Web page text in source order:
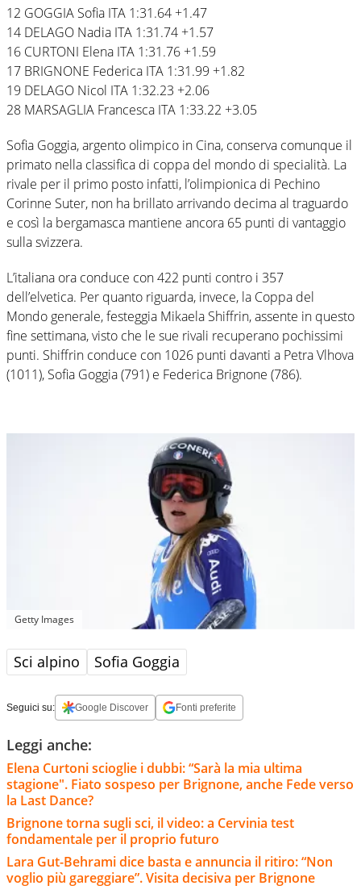
12 GOGGIA Sofia ITA 1:31.64 +1.47
14 DELAGO Nadia ITA 1:31.74 +1.57
16 CURTONI Elena ITA 1:31.76 +1.59
17 BRIGNONE Federica ITA 1:31.99 +1.82
19 DELAGO Nicol ITA 1:32.23 +2.06
28 MARSAGLIA Francesca ITA 1:33.22 +3.05
Sofia Goggia, argento olimpico in Cina, conserva comunque il
primato nella classifica di coppa del mondo di specialità. La
rivale per il primo posto infatti, l’olimpionica di Pechino
Corinne Suter, non ha brillato arrivando decima al traguardo
e così la bergamasca mantiene ancora 65 punti di vantaggio
sulla svizzera.
L’italiana ora conduce con 422 punti contro i 357
dell’elvetica. Per quanto riguarda, invece, la Coppa del
Mondo generale, festeggia Mikaela Shiffrin, assente in questo
fine settimana, visto che le sue rivali recuperano pochissimi
punti. Shiffrin conduce con 1026 punti davanti a Petra Vlhova
(1011), Sofia Goggia (791) e Federica Brignone (786).
Getty Images
Sci alpino Sofia Goggia
Seguici su: Google Discover Fonti preferite
Leggi anche:
Elena Curtoni scioglie i dubbi: “Sarà la mia ultima
stagione". Fiato sospeso per Brignone, anche Fede verso
la Last Dance?
Brignone torna sugli sci, il video: a Cervinia test
fondamentale per il proprio futuro
Lara Gut-Behrami dice basta e annuncia il ritiro: “Non
voglio più gareggiare”. Visita decisiva per Brignone